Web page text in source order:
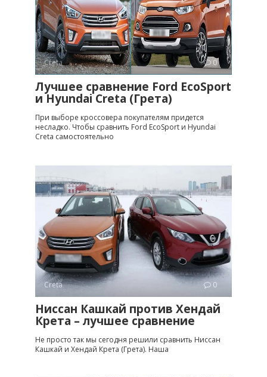
Creta 0
Лучшее сравнение Ford EcoSport
и Hyundai Creta (Грета)
При выборе кроссовера покупателям придется
несладко. Чтобы сравнить Ford EcoSport и Hyundai
Creta самостоятельно
Creta 0
Ниссан Кашкай против Хендай
Крета – лучшее сравнение
Не просто так мы сегодня решили сравнить Ниссан
Кашкай и Хендай Крета (Грета). Наша